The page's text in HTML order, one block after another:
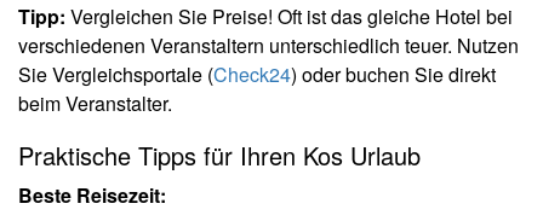
Tipp: Vergleichen Sie Preise! Oft ist das gleiche Hotel bei
verschiedenen Veranstaltern unterschiedlich teuer. Nutzen
Sie Vergleichsportale (Check24) oder buchen Sie direkt
beim Veranstalter.
Praktische Tipps für Ihren Kos Urlaub
Beste Reisezeit: